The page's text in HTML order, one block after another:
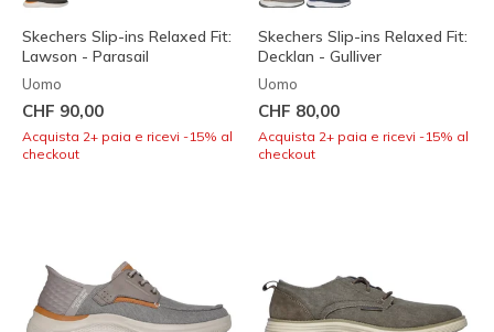
Skechers Slip-ins Relaxed Fit:
Lawson - Parasail
Uomo
CHF 90,00
Acquista 2+ paia e ricevi -15% al
checkout
Skechers Slip-ins Relaxed Fit:
Decklan - Gulliver
Uomo
CHF 80,00
Acquista 2+ paia e ricevi -15% al
checkout